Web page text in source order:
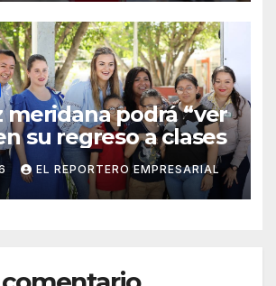
meridana podrá “ver
su regreso a clases
EL REPORTERO EMPRESARIAL